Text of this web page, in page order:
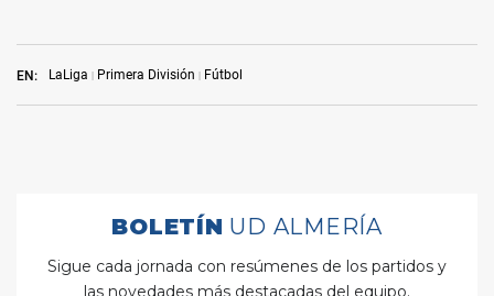
EN: LaLiga Primera División Fútbol